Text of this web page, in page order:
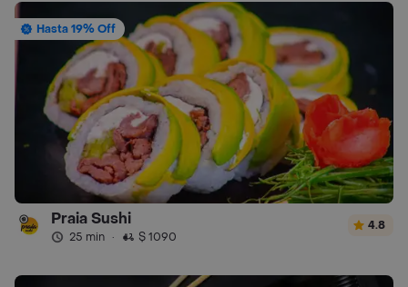
Hasta 19% Off
Praia Sushi
25 min · $ 1090
4.8